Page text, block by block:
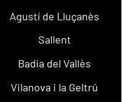
Agustí de Lluçanès
Sallent
Badia del Vallès
Vilanova i la Geltrú